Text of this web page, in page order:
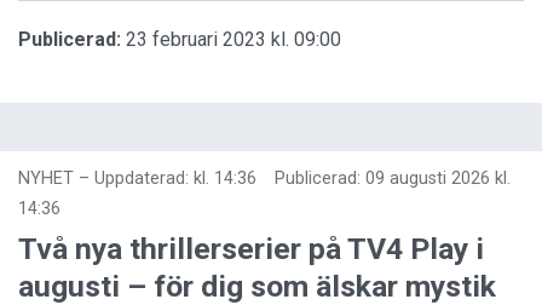
Publicerad: 23 februari 2023 kl. 09:00
NYHET – Uppdaterad: kl. 14:36 Publicerad: 09 augusti 2026 kl.
14:36
Två nya thrillerserier på TV4 Play i
augusti – för dig som älskar mystik